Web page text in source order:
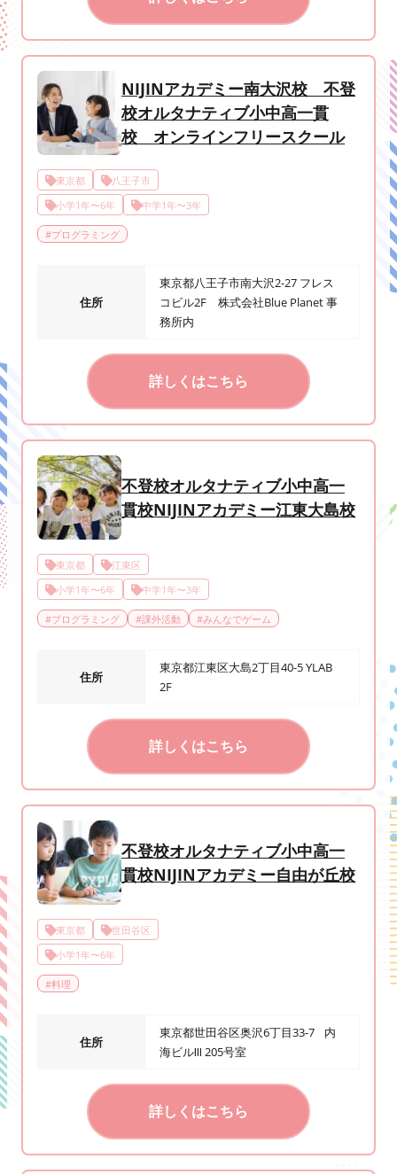
NIJINアカデミー南大沢校 不登
校オルタナティブ小中高一貫
校 オンラインフリースクール
東京都
八王子市
小学1年〜6年
中学1年〜3年
#プログラミング
住所
東京都八王子市南大沢2-27 フレス
コビル2F 株式会社Blue Planet 事
務所内
詳しくはこちら
不登校オルタナティブ小中高一
貫校NIJINアカデミー江東大島校
東京都
江東区
小学1年〜6年
中学1年〜3年
#プログラミング #課外活動 #みんなでゲーム
住所
東京都江東区大島2丁目40-5 YLAB
2F
詳しくはこちら
不登校オルタナティブ小中高一
貫校NIJINアカデミー自由が丘校
東京都
世田谷区
小学1年〜6年
#料理
住所
東京都世田谷区奥沢6丁目33-7 内
海ビルⅢ 205号室
詳しくはこちら